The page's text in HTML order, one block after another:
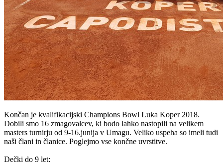
Končan je kvalifikacijski Champions Bowl Luka Koper 2018.
Dobili smo 16 zmagovalcev, ki bodo lahko nastopili na velikem
masters turnirju od 9-16.junija v Umagu. Veliko uspeha so imeli tudi
naši člani in članice. Poglejmo vse končne uvrstitve.
Dečki do 9 let: